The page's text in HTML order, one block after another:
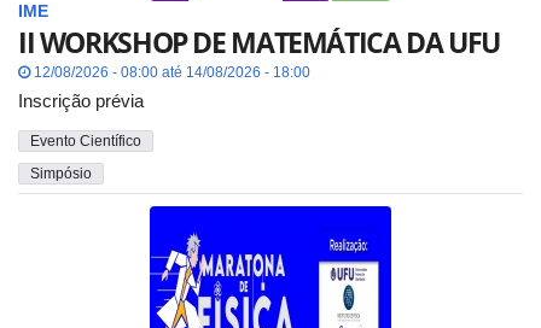
IME
II WORKSHOP DE MATEMÁTICA DA UFU
12/08/2026 - 08:00 até 14/08/2026 - 18:00
Inscrição prévia
Evento Científico
Simpósio